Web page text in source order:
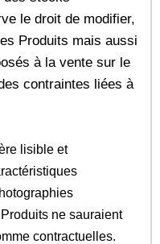
le droit de modifier,
Produits mais aussi
à la vente sur le
contraintes liées à
lisible et
ne sauraient
contractuelles.